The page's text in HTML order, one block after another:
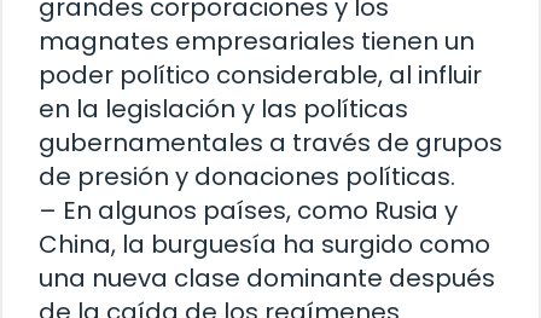
grandes corporaciones y los
magnates empresariales tienen un
poder político considerable, al influir
en la legislación y las políticas
gubernamentales a través de grupos
de presión y donaciones políticas.
– En algunos países, como Rusia y
China, la burguesía ha surgido como
una nueva clase dominante después